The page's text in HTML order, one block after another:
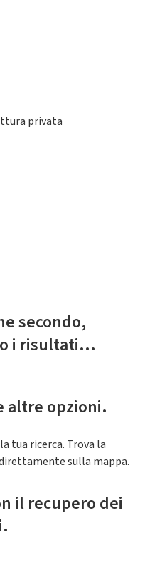
privata
secondo,
i risultati...
altre opzioni.
tua ricerca. Trova la
sulla mappa.
il recupero dei